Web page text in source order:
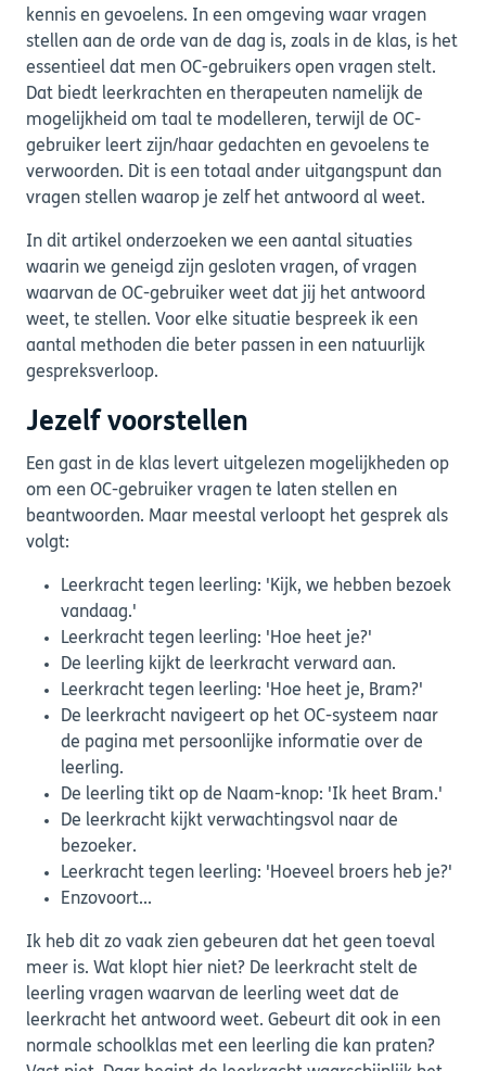
kennis en gevoelens. In een omgeving waar vragen
stellen aan de orde van de dag is, zoals in de klas, is het
essentieel dat men OC-gebruikers open vragen stelt.
Dat biedt leerkrachten en therapeuten namelijk de
mogelijkheid om taal te modelleren, terwijl de OC-
gebruiker leert zijn/haar gedachten en gevoelens te
verwoorden. Dit is een totaal ander uitgangspunt dan
vragen stellen waarop je zelf het antwoord al weet.
In dit artikel onderzoeken we een aantal situaties
waarin we geneigd zijn gesloten vragen, of vragen
waarvan de OC-gebruiker weet dat jij het antwoord
weet, te stellen. Voor elke situatie bespreek ik een
aantal methoden die beter passen in een natuurlijk
gespreksverloop.
Jezelf voorstellen
Een gast in de klas levert uitgelezen mogelijkheden op
om een OC-gebruiker vragen te laten stellen en
beantwoorden. Maar meestal verloopt het gesprek als
volgt:
Leerkracht tegen leerling: 'Kijk, we hebben bezoek
vandaag.'
Leerkracht tegen leerling: 'Hoe heet je?'
De leerling kijkt de leerkracht verward aan.
Leerkracht tegen leerling: 'Hoe heet je, Bram?'
De leerkracht navigeert op het OC-systeem naar
de pagina met persoonlijke informatie over de
leerling.
De leerling tikt op de Naam-knop: 'Ik heet Bram.'
De leerkracht kijkt verwachtingsvol naar de
bezoeker.
Leerkracht tegen leerling: 'Hoeveel broers heb je?'
Enzovoort...
Ik heb dit zo vaak zien gebeuren dat het geen toeval
meer is. Wat klopt hier niet? De leerkracht stelt de
leerling vragen waarvan de leerling weet dat de
leerkracht het antwoord weet. Gebeurt dit ook in een
normale schoolklas met een leerling die kan praten?